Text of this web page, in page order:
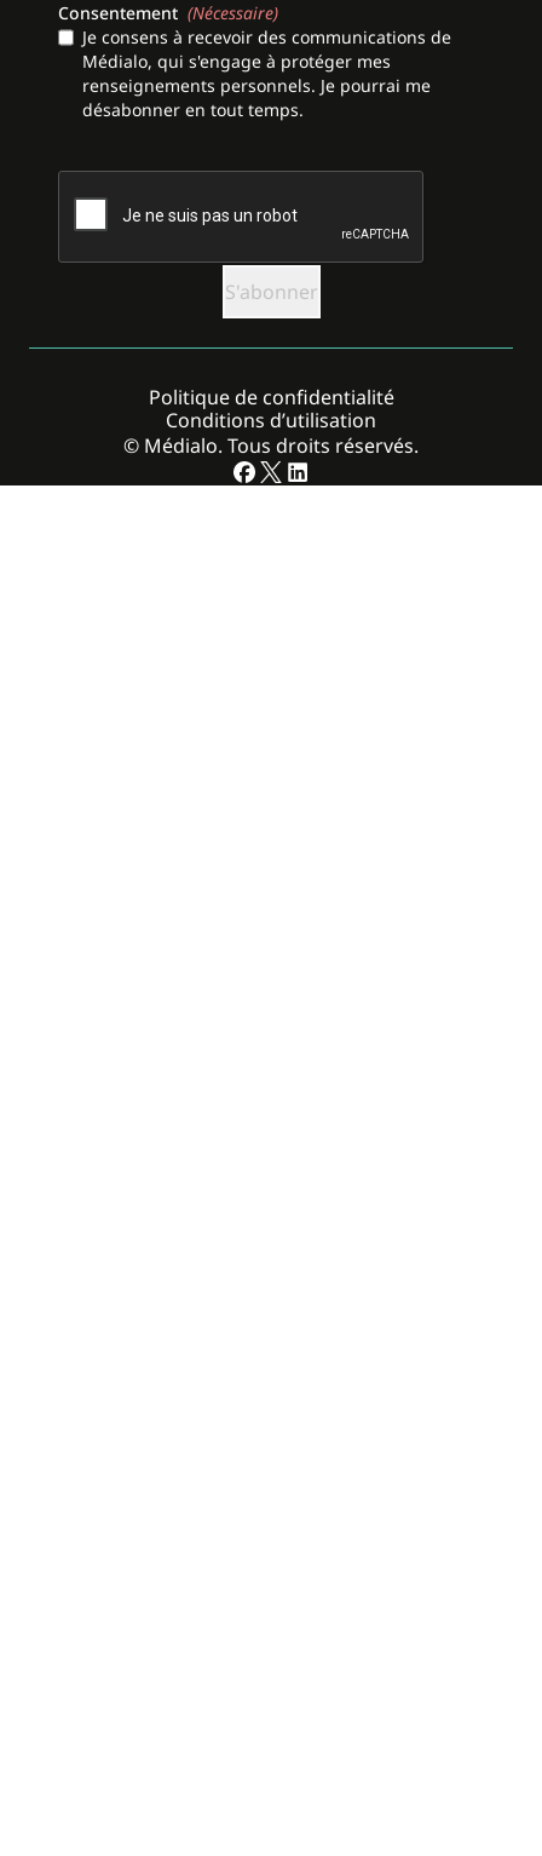
Consentement (Nécessaire)
Je consens à recevoir des communications de
Médialo, qui s'engage à protéger mes
renseignements personnels. Je pourrai me
désabonner en tout temps.
© Médialo. Tous droits réservés.
Politique de confidentialité
Conditions d’utilisation